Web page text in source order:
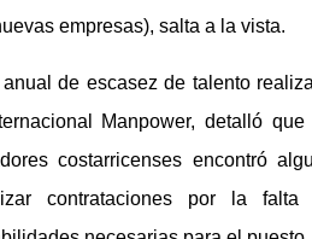
empresas), salta a la vista.
de escasez de talento
Manpower, detalló que
costarricenses encontró
contrataciones por la falta